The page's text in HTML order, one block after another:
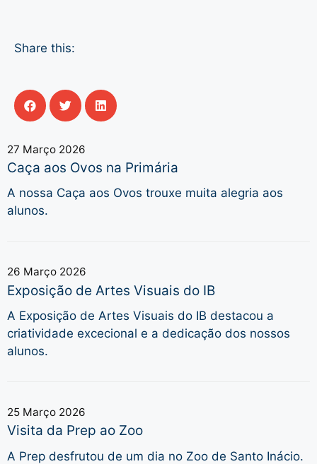
Share this:
27 Março 2026
Caça aos Ovos na Primária
A nossa Caça aos Ovos trouxe muita alegria aos
alunos.
26 Março 2026
Exposição de Artes Visuais do IB
A Exposição de Artes Visuais do IB destacou a
criatividade excecional e a dedicação dos nossos
alunos.
25 Março 2026
Visita da Prep ao Zoo
A Prep desfrutou de um dia no Zoo de Santo Inácio.